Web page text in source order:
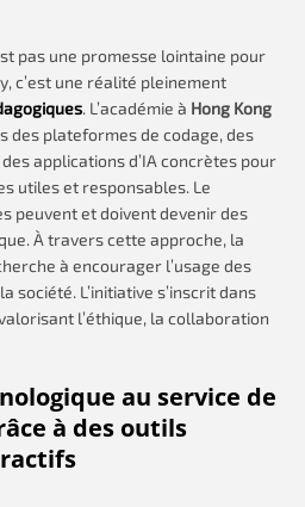
pas une promesse lointaine pour
c’est une réalité pleinement
. L’académie à Hong Kong
des plateformes de codage, des
applications d’IA concrètes pour
utiles et responsables. Le
peuvent et doivent devenir des
À travers cette approche, la
à encourager l’usage des
société. L’initiative s’inscrit dans
l’éthique, la collaboration
au service de
à des outils